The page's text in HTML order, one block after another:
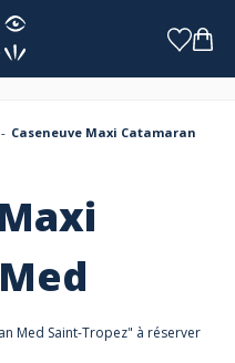
Caseneuve Maxi Catamaran
Med Saint-Tropez" à réserver